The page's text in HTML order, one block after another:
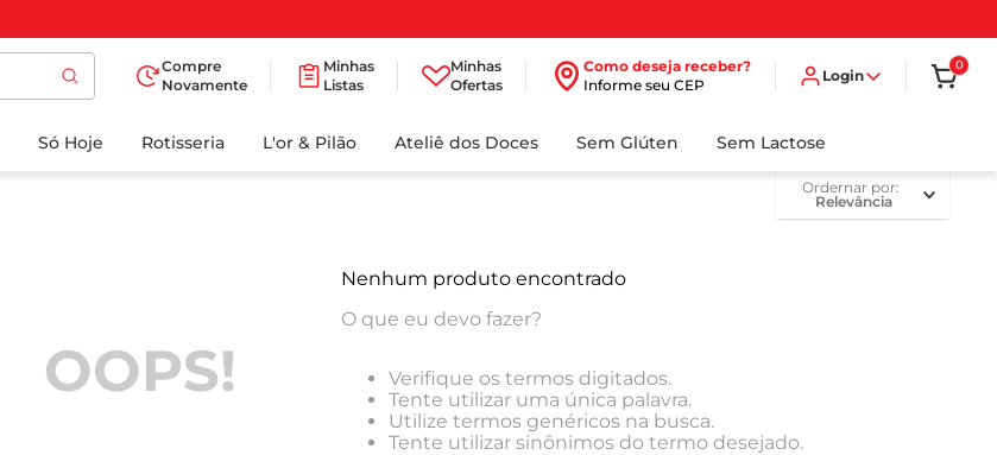
Compre
Novamente
Minhas
Listas
Minhas
Ofertas
Como deseja receber?
Informe seu CEP
Login
0
Só Hoje Rotisseria L'or & Pilão Ateliê dos Doces Sem Glúten Sem Lactose
ordernar por
Relevância
OOPS!
Nenhum produto encontrado
O que eu devo fazer?
Verifique os termos digitados.
Tente utilizar uma única palavra.
Utilize termos genéricos na busca.
Tente utilizar sinônimos do termo desejado.
BUSCADOS
5
detergente
6º
azeite